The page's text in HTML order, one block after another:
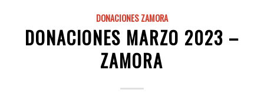
DONACIONES ZAMORA
DONACIONES MARZO 2023 –
ZAMORA